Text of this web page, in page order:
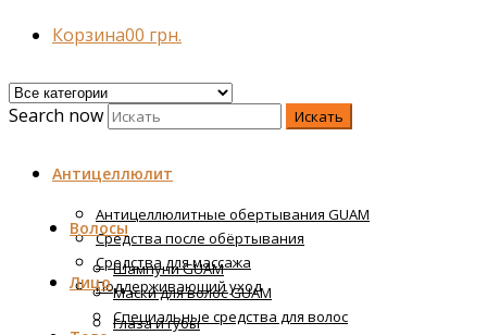
Корзина00 грн.
Search now Искать
Антицеллюлит
Антицеллюлитные обертывания GUAM
Средства после обёртывания
Средства для массажа
Поддерживающий уход
Волосы
Шампуни GUAM
Маски для волос GUAM
Специальные средства для волос
Лицо
Глаза и губы